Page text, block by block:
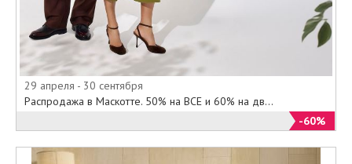
29 апреля - 30 сентября
Распродажа в Маскотте. 50% на ВСЕ и 60% на дв...
-60%